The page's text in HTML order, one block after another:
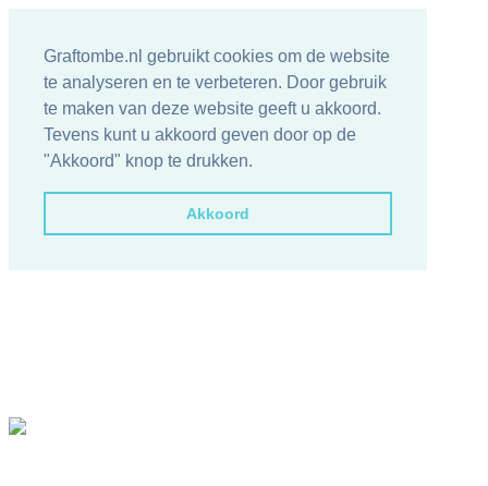
Graftombe.nl gebruikt cookies om de website
te analyseren en te verbeteren. Door gebruik
te maken van deze website geeft u akkoord.
Tevens kunt u akkoord geven door op de
"Akkoord" knop te drukken.
Akkoord